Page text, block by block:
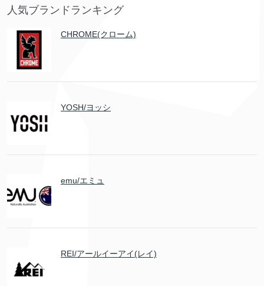
人気ブランドランキング
CHROME(クローム)
YOSH/ヨッシ
emu/エミュ
REI/アールイーアイ(レイ)